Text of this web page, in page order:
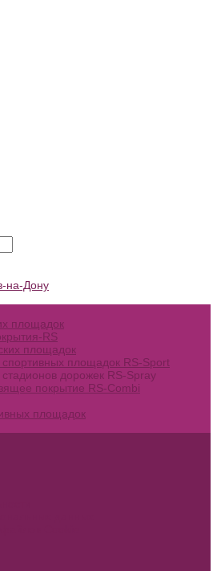
на-Дону
площадок
RS
площадок
площадок RS-Sport
дорожек RS-Spray
покрытие RS-Combi
площадок